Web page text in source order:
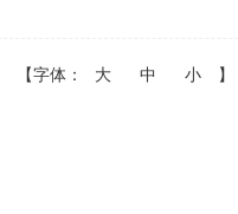
【字体： 大 中 小 】